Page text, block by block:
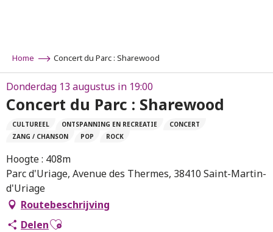
Home Concert du Parc : Sharewood
Donderdag 13 augustus in 19:00
Concert du Parc : Sharewood
CULTUREEL ONTSPANNING EN RECREATIE
CONCERT
ZANG / CHANSON
POP ROCK
Hoogte : 408m
Parc d'Uriage, Avenue des Thermes, 38410 Saint-Martin-
d'Uriage
Routebeschrijving
DelenAjouter aux favoris